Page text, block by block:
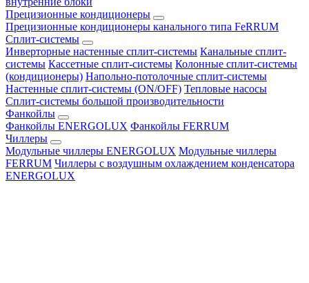
Прецизионные кондиционеры
Прецизионные кондиционеры канального типа FeRRUM
Сплит-системы
Инверторные настенные сплит-системы Канальные сплит-
системы Кассетные сплит-системы Колонные сплит-системы
(кондиционеры) Напольно-потолочные сплит-системы
Настенные сплит-системы (ON/OFF) Тепловые насосы
Сплит-системы большой производительности
Фанкойлы
Фанкойлы ENERGOLUX Фанкойлы FERRUM
Чиллеры
Модульные чиллеры ENERGOLUX Модульные чиллеры
FERRUM Чиллеры с воздушным охлаждением конденсатора
ENERGOLUX